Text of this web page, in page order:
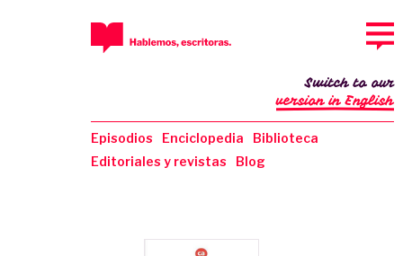
Episodios Enciclopedia
Biblioteca
Editoriales y revistas
Blog
Switch to our
version in English